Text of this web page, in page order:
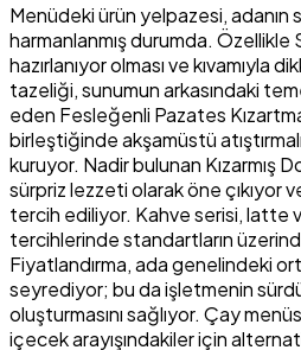
Menüdeki ürün yelpazesi, adanın
harmanlanmış durumda. Özellikle
hazırlanıyor olması ve kıvamıyla
tazeliği, sunumun arkasındaki
eden Fesleğenli Pazates
birleştiğinde akşamüstü
kuruyor. Nadir bulunan Kızarmış
sürpriz lezzeti olarak öne çıkıyor
tercih ediliyor. Kahve serisi, latte
tercihlerinde standartların
Fiyatlandırma, ada genelindeki
seyrediyor; bu da işletmenin
oluşturmasını sağlıyor. Çay
içecek arayışındakiler için